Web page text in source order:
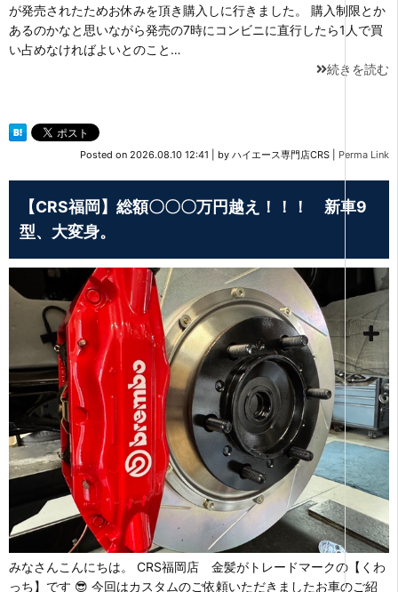
が発売されたためお休みを頂き購入しに行きました。 購入制限とか
あるのかなと思いながら発売の7時にコンビニに直行したら1人で買
い占めなければよいとのこと…
続きを読む
Posted on 2026.08.10 12:41 by ハイエース専門店CRS Perma Link
【CRS福岡】総額〇〇〇万円越え！！！ 新車9
型、大変身。
みなさんこんにちは。 CRS福岡店 金髪がトレードマークの【くわ
っち】です 😎 今回はカスタムのご依頼いただきましたお車のご紹